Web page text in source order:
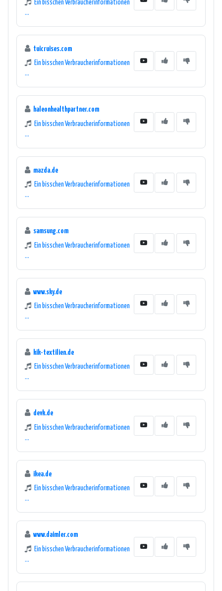
Ein bisschen Verbraucherinformationen
...
tuicruises.com
Ein bisschen Verbraucherinformationen
...
haleonhealthpartner.com
Ein bisschen Verbraucherinformationen
...
mazda.de
Ein bisschen Verbraucherinformationen
...
samsung.com
Ein bisschen Verbraucherinformationen
...
www.sky.de
Ein bisschen Verbraucherinformationen
...
kik-textilien.de
Ein bisschen Verbraucherinformationen
...
devk.de
Ein bisschen Verbraucherinformationen
...
ikea.de
Ein bisschen Verbraucherinformationen
...
www.daimler.com
Ein bisschen Verbraucherinformationen
...